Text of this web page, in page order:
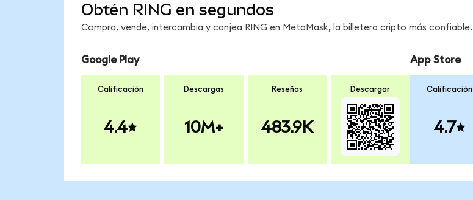
Obtén RING en segundos
Compra, vende, intercambia y canjea RING en MetaMask, la billetera cripto más confiable.
Google Play
Calificación
4.4
Descargas
10M+
Reseñas
483.9K
Descargar
App Store
Calificación
4.7